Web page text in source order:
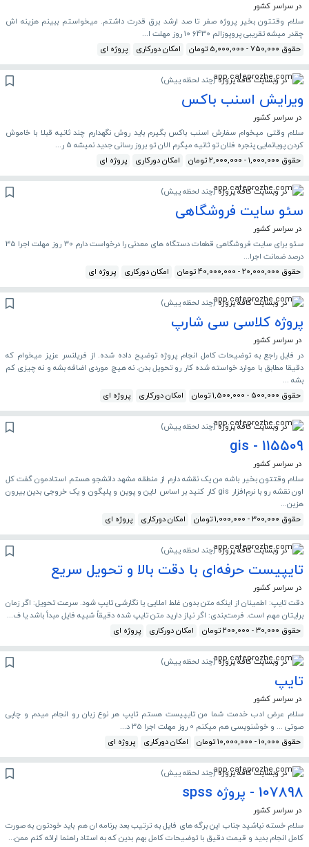
در سراسر کشور
سلام وقتتون بخیر پروژه صفر تا صد ارشد برق قدرت داشتم. میخواستم ببینم هزینه اش
چقدر میشه تقریبی پروپوزالم 6430 10 روز مهلت ا...
حقوق 750,000 - 5,000,000 تومان
امکان دورکاری پروژه ای
در وبسایت کافه پروژه (چند لحظه پیش)
ویرایش اسنب باکس
در سراسر کشور
سلام وقتی میخوام سفارش اسنب باکس بگیرم باید روش نگهدارم چند ثانیه قبلا با خاموش
کردن پویانمایی پنجره فلان تو ثانیه میگرم الان تو بروز رسانی جدید نمیشه 5 ر...
حقوق 1,000,000 - 2,000,000 تومان
امکان دورکاری پروژه ای
در وبسایت کافه پروژه (چند لحظه پیش)
سئو سایت فروشگاهی
در سراسر کشور
سئو برای سایت فروشگاهی قطعات دستگاه های معدنی را درخواست دارم 30 روز مهلت اجرا 35
درصد ضمانت اجرا...
حقوق 20,000,000 - 40,000,000 تومان
امکان دورکاری پروژه ای
در وبسایت کافه پروژه (چند لحظه پیش)
پروژه کلاسی سی شارپ
در سراسر کشور
در فایل راجع به توضیحات کامل انجام پروژه توضیح داده شده. از فریلنسر عزیز میخوام که
دقیقا مطابق با موارد خواسته شده کار رو تحویل بدن. نه هیچ موردی اضافه بشه و نه چیزی کم
بشه ...
حقوق 500,000 - 1,500,000 تومان
امکان دورکاری پروژه ای
در وبسایت کافه پروژه (چند لحظه پیش)
115509 - gis
در سراسر کشور
سلام وقتتون بخیر باشه من یک نقشه دارم از منطقه مشهد دانشجو هستم استادمون گفت کل
اون نقشه رو با نرم‌افزار gis کار کنید بر اساس لاین و پوین و پلیگون و یک خروجی بدین بیرون
هزین...
حقوق 300,000 - 1,000,000 تومان
امکان دورکاری پروژه ای
در وبسایت کافه پروژه (چند لحظه پیش)
تایپیست حرفه‌ای با دقت بالا و تحویل سریع
در سراسر کشور
دقت تایپ: اطمینان از اینکه متن بدون غلط املایی یا نگارشی تایپ شود. سرعت تحویل: اگر زمان
برایتان مهم است. فرمت‌بندی: اگر نیاز دارید متن تایپ شده دقیقاً شبیه فایل مبدأ باشد یا ف...
حقوق 30,000 - 200,000 تومان
امکان دورکاری پروژه ای
در وبسایت کافه پروژه (چند لحظه پیش)
تایپ
در سراسر کشور
سلام عرض ادب خدمت شما من تایپیست هستم تایپ هر نوع زبان رو انجام میدم و چاپی
صوتی ... و خوشنویسی هم میکنم 0 روز مهلت اجرا 35 د...
حقوق 10,000 - 10,000,000 تومان
امکان دورکاری پروژه ای
در وبسایت کافه پروژه (چند لحظه پیش)
107898 - پروژه spss
در سراسر کشور
سلام خسته نباشید جناب این برگه های فایل به ترتیب بعد برنامه ان هم باید خودتون به صورت
کامل انجام بدید و قیمت دقیق با توضیحات کامل بهم بدین که به استاد راهنما ارائه کنم ممن...